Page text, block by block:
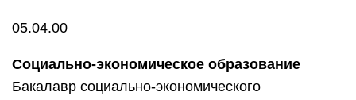
05.04.00
Социально-экономическое образование
Бакалавр социально-экономического